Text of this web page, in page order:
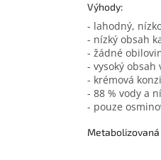
Výhody:
- lahodný,
- nízký obsah
- žádné
- vysoký obsah
- krémová
- 88 % vody a
- pouze